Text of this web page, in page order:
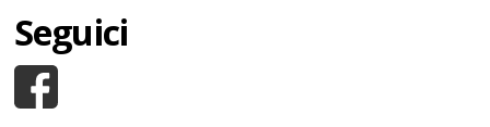
Seguici